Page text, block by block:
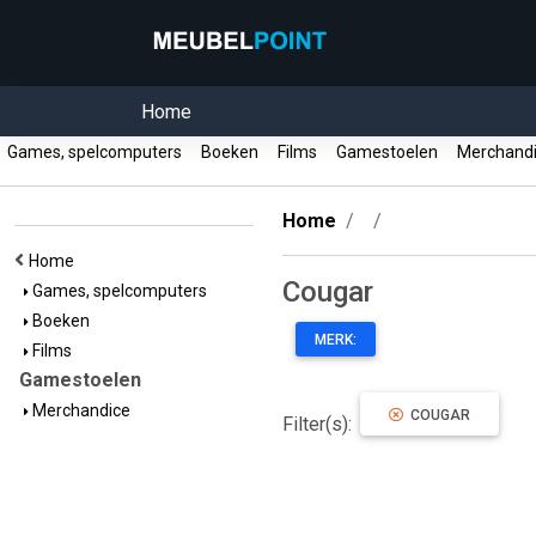
Home
Games, spelcomputers Boeken Films Gamestoelen
Home
Games, spelcomputers
Boeken
Films
Gamestoelen
Merchandice
Home
Cougar
MERK:
Filter(s): COUGAR